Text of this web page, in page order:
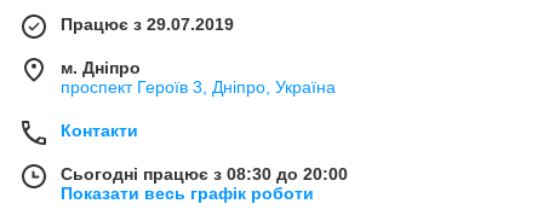
Працює з 29.07.2019
м. Дніпро
проспект Героїв 3, Дніпро, Україна
Контакти
Сьогодні працює з 08:30 до 20:00
Показати весь графік роботи